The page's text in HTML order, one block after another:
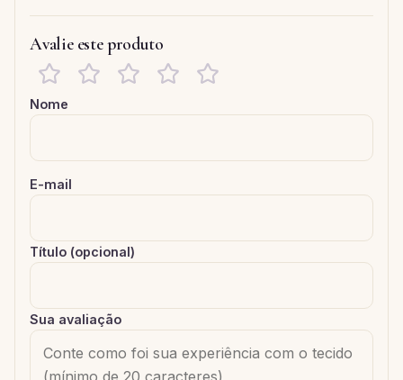
Avalie este produto
Nome
E-mail
Título (opcional)
Sua avaliação